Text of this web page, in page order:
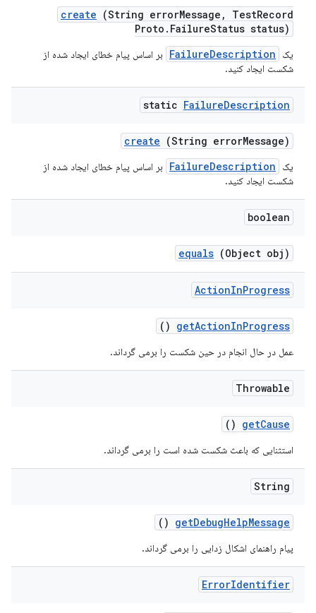
create (String errorMessage , TestRecord
Proto . FailureStatus status)
یک FailureDescription
بر اساس پیام خطای ایجاد شده از
شکست ایجاد کنید.
static FailureDescription
create (String errorMessage)
یک FailureDescription
بر اساس پیام خطای ایجاد شده از
شکست ایجاد کنید.
boolean
equals (Object obj)
ActionInProgress
getActionInProgress
()
عمل در حال انجام در حین شکست را برمی گرداند.
Throwable
getCause
()
استثنایی که باعث شکست شده است را برمی گرداند.
String
getDebugHelpMessage
()
پیام راهنمای اشکال زدایی را برمی گرداند.
ErrorIdentifier